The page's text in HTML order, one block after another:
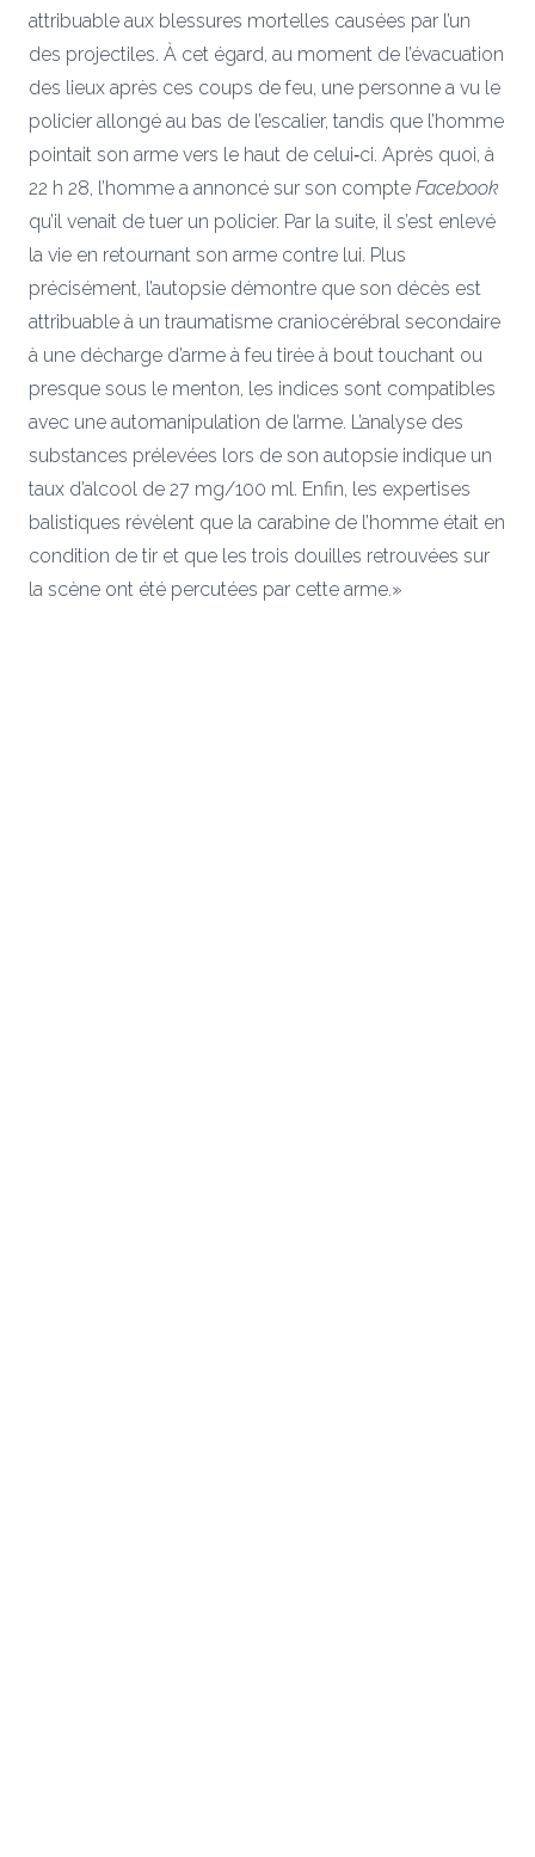
attribuable aux blessures mortelles causées par l’un
des projectiles. À cet égard, au moment de l’évacuation
des lieux après ces coups de feu, une personne a vu le
policier allongé au bas de l’escalier, tandis que l’homme
pointait son arme vers le haut de celui‑ci. Après quoi, à
22 h 28, l’homme a annoncé sur son compte Facebook
qu’il venait de tuer un policier. Par la suite, il s’est enlevé
la vie en retournant son arme contre lui. Plus
précisément, l’autopsie démontre que son décès est
attribuable à un traumatisme craniocérébral secondaire
à une décharge d’arme à feu tirée à bout touchant ou
presque sous le menton, les indices sont compatibles
avec une automanipulation de l’arme. L’analyse des
substances prélevées lors de son autopsie indique un
taux d’alcool de 27 mg/100 ml. Enfin, les expertises
balistiques révèlent que la carabine de l’homme était en
condition de tir et que les trois douilles retrouvées sur
la scène ont été percutées par cette arme.»